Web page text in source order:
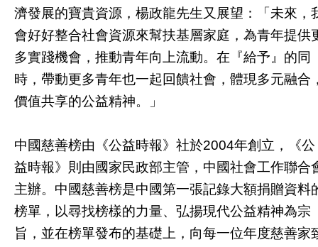
濟發展的寶貴資源，楊政龍先生又展望：「未來，
會好好整合社會資源來幫扶基層家庭，為青年提供
多實踐機會，推動青年向上流動。在『給予』的同
時，帶動更多青年也一起回饋社會，體現多元融合
價值共享的公益精神。」
中國慈善榜由《公益時報》社於2004年創立，《公
益時報》則由國家民政部主管，中國社會工作聯合
主辦。中國慈善榜是中國第一張記錄大額捐贈資料
榜單，以尋找榜樣的力量、弘揚現代公益精神為宗
旨，並在榜單發布的基礎上，向每一位年度慈善家